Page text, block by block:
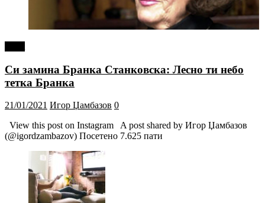
Си замина Бранка Станковска: Лесно ти небо
тетка Бранка
21/01/2021 Игор Џамбазов 0
View this post on Instagram A post shared by Игор Џамбазов
(@igordzambazov) Посетено 7.625 пати